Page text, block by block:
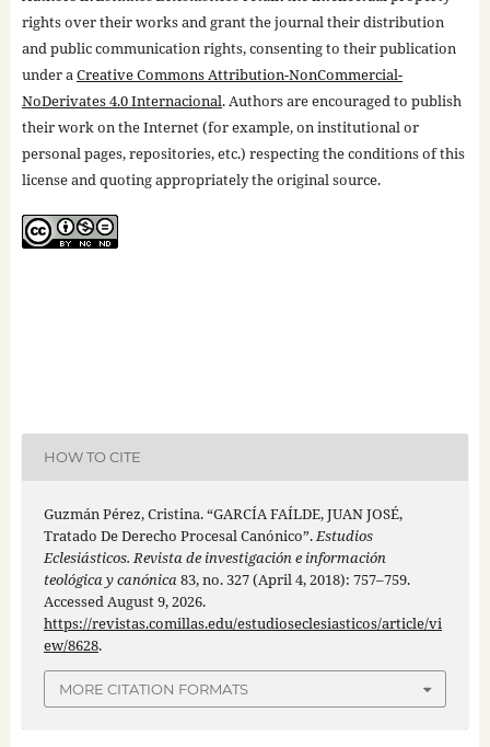
rights over their works and grant the journal their distribution
and public communication rights, consenting to their publication
under aCreative Commons Attribution-NonCommercial-
NoDerivates 4.0 Internacional. Authors are encouraged to publish
their work on the Internet (for example, on institutional or
personal pages, repositories, etc.) respecting the conditions of this
license and quoting appropriately the original source.
HOW TO CITE
Guzmán Pérez, Cristina. “GARCÍA FAÍLDE, JUAN JOSÉ,
Tratado De Derecho Procesal Canónico”.Estudios
Eclesiásticos. Revista de investigación e información
teológica y canónica83, no. 327 (April 4, 2018): 757–759.
Accessed August 9, 2026.
https://revistas.comillas.edu/estudioseclesiasticos/article/vi
ew/8628.
MORE CITATION FORMATS